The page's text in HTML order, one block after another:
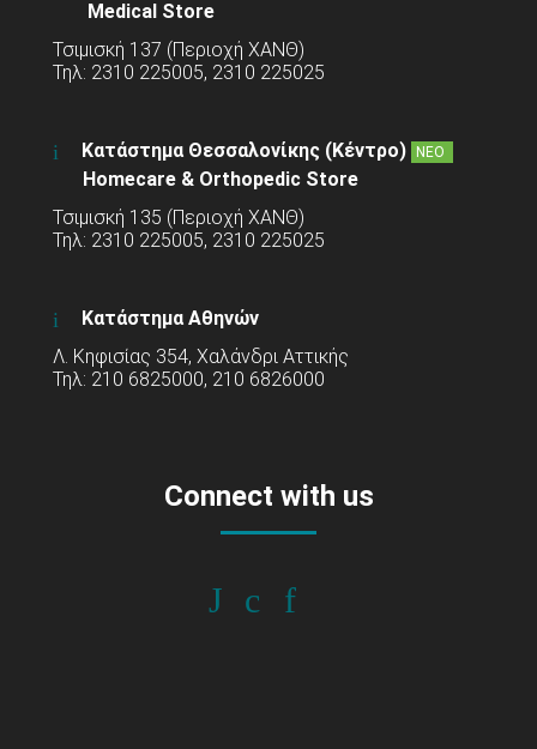
Medical Store
Τσιμισκή 137 (Περιοχή ΧΑΝΘ)
Τηλ: 2310 225005, 2310 225025
Κατάστημα Θεσσαλονίκης (Κέντρο) ΝΕΟ
Homecare & Orthopedic Store
Τσιμισκή 135 (Περιοχή ΧΑΝΘ)
Τηλ: 2310 225005, 2310 225025
Κατάστημα Αθηνών
Λ. Κηφισίας 354, Χαλάνδρι Αττικής
Τηλ: 210 6825000, 210 6826000
Connect with us